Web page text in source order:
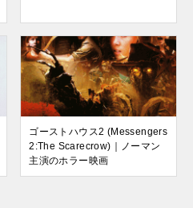
ゴーストハウス2 (Messengers
2:The Scarecrow)｜ノーマン
主演のホラー映画